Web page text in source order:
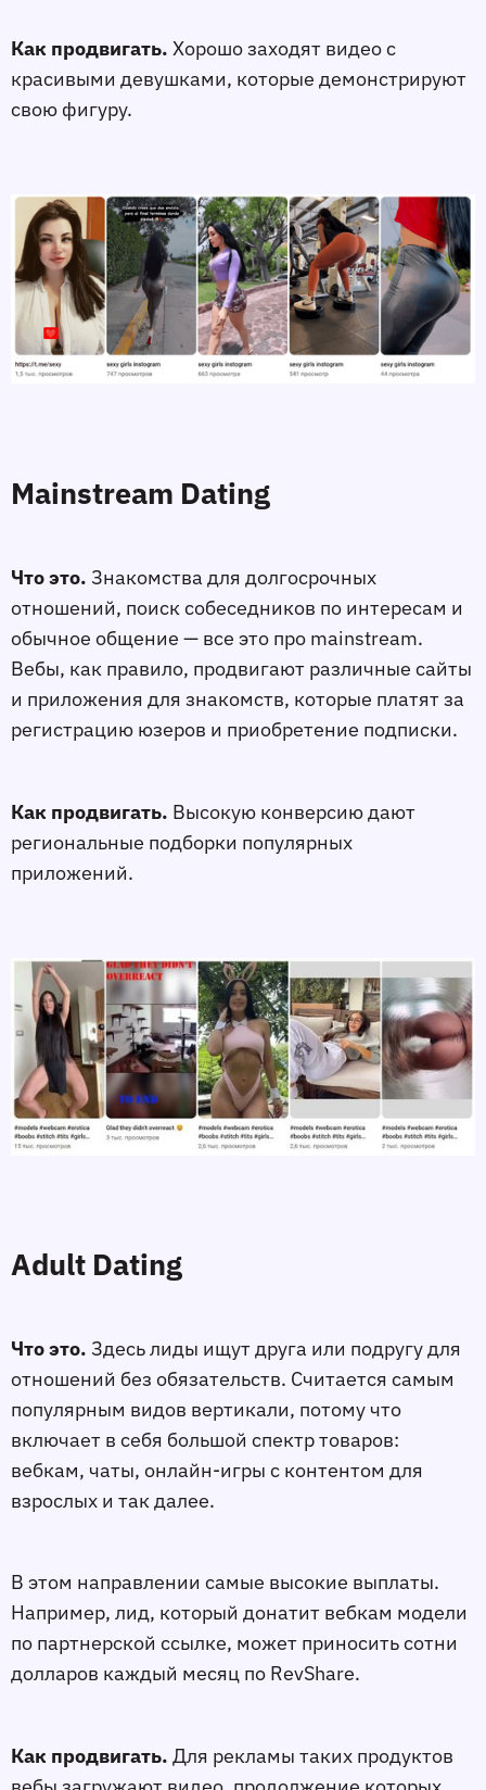
Как продвигать. Хорошо заходят видео с
красивыми девушками, которые демонстрируют
свою фигуру.
Mainstream Dating
Что это. Знакомства для долгосрочных
отношений, поиск собеседников по интересам и
обычное общение — все это про mainstream.
Вебы, как правило, продвигают различные сайты
и приложения для знакомств, которые платят за
регистрацию юзеров и приобретение подписки.
Как продвигать. Высокую конверсию дают
региональные подборки популярных
приложений.
Adult Dating
Что это. Здесь лиды ищут друга или подругу для
отношений без обязательств. Считается самым
популярным видов вертикали, потому что
включает в себя большой спектр товаров:
вебкам, чаты, онлайн-игры с контентом для
взрослых и так далее.
В этом направлении самые высокие выплаты.
Например, лид, который донатит вебкам модели
по партнерской ссылке, может приносить сотни
долларов каждый месяц по RevShare.
Как продвигать. Для рекламы таких продуктов